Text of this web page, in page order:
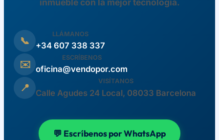
inmueble con la mejor tecnología.
📞
LLÁMANOS
+34 607 338 337
✉️
ESCRÍBENOS
oficina@vendopor.com
📍
VISÍTANOS
Calle Agudes 24 Local, 08033 Barcelona
💬 Escríbenos por WhatsApp